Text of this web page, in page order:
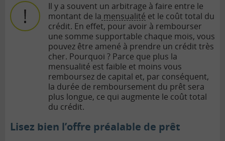
Il y a souvent un arbitrage à faire entre le
montant de la mensualité et le coût total du
crédit. En effet, pour avoir à rembourser
une somme supportable chaque mois, vous
pouvez être amené à prendre un crédit très
cher. Pourquoi ? Parce que plus la
mensualité est faible et moins vous
remboursez de capital et, par conséquent,
la durée de remboursement du prêt sera
plus longue, ce qui augmente le coût total
du crédit.
Lisez bien l’offre préalable de prêt